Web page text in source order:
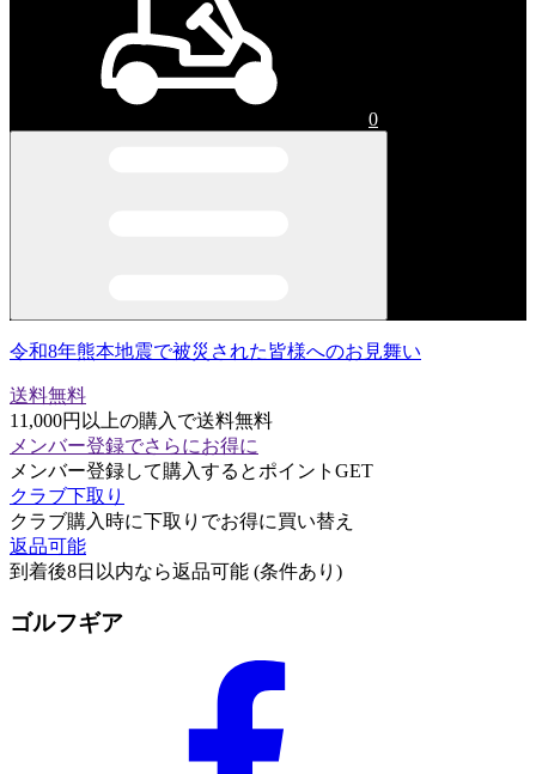
0
令和8年熊本地震で被災された皆様へのお見舞い
送料無料
11,000円以上の購入で送料無料
メンバー登録でさらにお得に
メンバー登録して購入するとポイントGET
クラブ下取り
クラブ購入時に下取りでお得に買い替え
返品可能
到着後8日以内なら返品可能 (条件あり)
ゴルフギア